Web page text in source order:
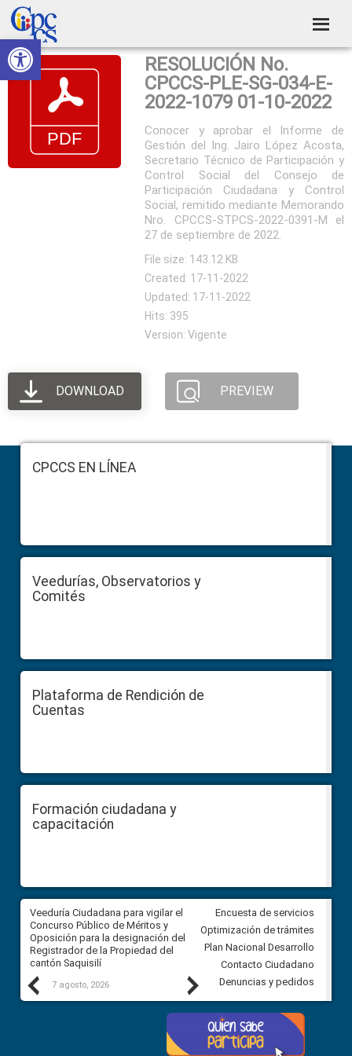
Abrir barra de herramientas
Skip
to
primary
navigation
Skip
to
main
content
Skip
to
primary
sidebar
Skip
to
footer
Consejo
de
Participación
Ciudadana
Construyendo
Poder
RESOLUCIÓN No.
CPCCS-PLE-SG-034-E-
2022-1079 01-10-2022
Conocer y aprobar el Informe de
Gestión del Ing. Jairo López Acosta,
Secretario Técnico de Participación y
Control Social del Consejo de
Participación Ciudadana y Control
Social, remitido mediante Memorando
Nro. CPCCS-STPCS-2022-0391-M el
27 de septiembre de 2022.
File size: 143.12 KB
Created: 17-11-2022
Updated: 17-11-2022
Hits: 395
Version: Vigente
DOWNLOAD PREVIEW
FooterCPCCS EN LÍNEA
Veedurías, Observatorios y
Comités
Plataforma de Rendición de
Cuentas
Formación ciudadana y
capacitación
Previous
Veeduría Ciudadana para vigilar el
Concurso Público de Méritos y
Oposición para la designación del
Registrador de la Propiedad del
cantón Saquisilí
7 agosto, 2026
Veeduría Ciudadana para
construcción del asfaltado de
Ballenita del cantón Santa
7 agosto, 2026
Next
Encuesta de servicios
Optimización de trámites
Plan Nacional Desarrollo
Contacto Ciudadano
Denuncias y pedidos